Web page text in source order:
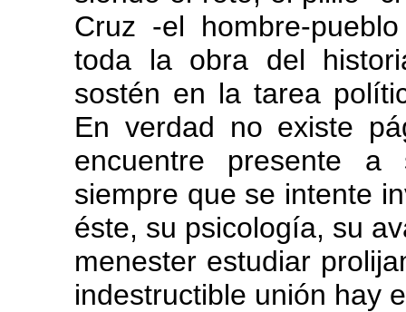
Cruz -el hombre-
toda la obra del
sostén en la tarea
En verdad no existe
encuentre presente
siempre que se intente
éste, su psicología, su
menester estudiar
indestructible unión hay